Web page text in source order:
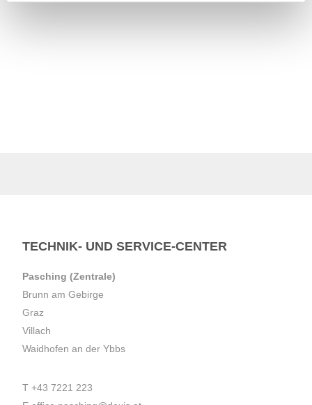
TECHNIK- UND SERVICE-CENTER
Pasching (Zentrale)
Brunn am Gebirge
Graz
Villach
Waidhofen an der Ybbs
T +43 7221 223